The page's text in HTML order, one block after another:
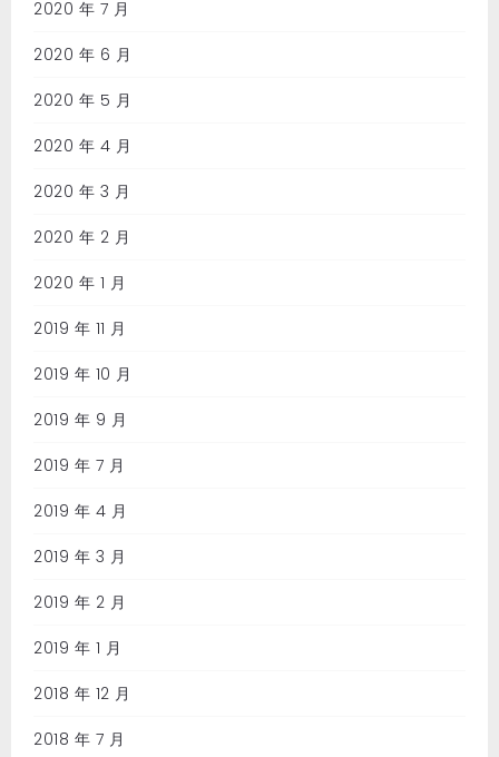
2020 年 7 月
2020 年 6 月
2020 年 5 月
2020 年 4 月
2020 年 3 月
2020 年 2 月
2020 年 1 月
2019 年 11 月
2019 年 10 月
2019 年 9 月
2019 年 7 月
2019 年 4 月
2019 年 3 月
2019 年 2 月
2019 年 1 月
2018 年 12 月
2018 年 7 月